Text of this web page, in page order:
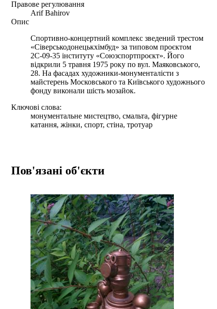
Правове регулювання
Arif Bahirov
Опис
Спортивно-концертний комплекс зведений трестом
«Сіверськодонецькхімбуд» за типовом проєктом
2С-09-35 інституту «Союзспортпроєкт». Його
відкрили 5 травня 1975 року по вул. Маяковського,
28. На фасадах художники-монументалісти з
майстерень Московського та Київського художнього
фонду виконали шість мозайок.
Ключові слова:
монументальне мистецтво, смальта, фігурне
катання, жінки, спорт, стіна, тротуар
Пов'язані об'єкти